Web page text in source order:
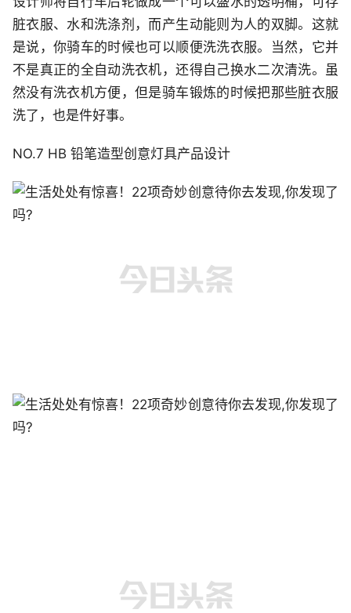
脏衣服、水和洗涤剂，而产生动能则为人的双脚。这就
是说，你骑车的时候也可以顺便洗洗衣服。当然，它并
不是真正的全自动洗衣机，还得自己换水二次清洗。虽
然没有洗衣机方便，但是骑车锻炼的时候把那些脏衣服
洗了，也是件好事。
NO.7 HB 铅笔造型创意灯具产品设计